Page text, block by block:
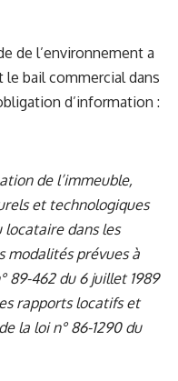
de l’environnement a
bail commercial dans
d’information :
de l’immeuble,
et technologiques
locataire dans les
modalités prévues à
89-462 du 6 juillet 1989
rapports locatifs et
la loi n° 86-1290 du